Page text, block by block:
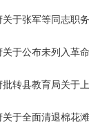
关于张军等同志职